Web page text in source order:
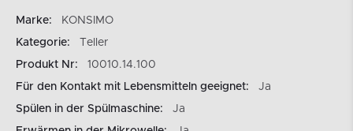
Marke:
KONSIMO
Kategorie:
Teller
Produkt Nr:
10010.14.100
Für den Kontakt mit Lebensmitteln geeignet:
Ja
Spülen in der Spülmaschine:
Ja